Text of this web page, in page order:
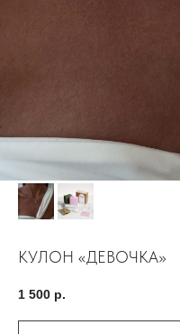
КУЛОН «ДЕВОЧКА»
1 500 р.